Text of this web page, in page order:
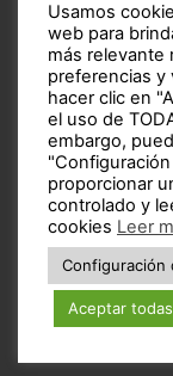
Bulbos
Usamos
web para
más relevante
preferencias y
hacer clic en
el uso de
embargo,
proporcionar
controlado y
cookies Leer
Configuración
Aceptar todas